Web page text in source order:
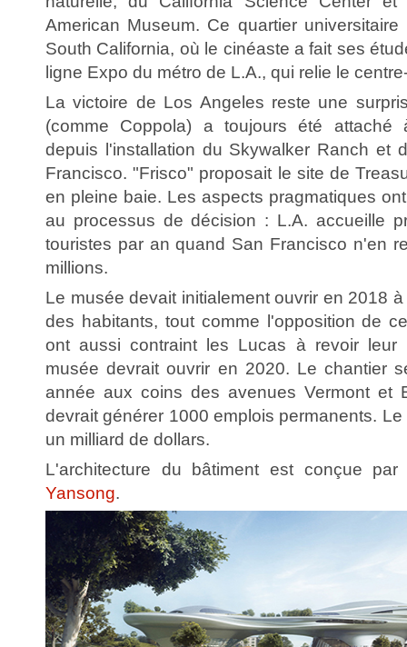
American Museum. Ce quartier
South California, où le cinéaste a fait ses
ligne Expo du métro de L.A., qui relie le
La victoire de Los Angeles reste une
(comme Coppola) a toujours été attaché
depuis l'installation du Skywalker Ranch et
Francisco. "Frisco" proposait le site de
en pleine baie. Les aspects pragmatiques
au processus de décision : L.A. accueille
touristes par an quand San Francisco n'en
millions.
Le musée devait initialement ouvrir en 2018
des habitants, tout comme l'opposition de
ont aussi contraint les Lucas à revoir leur
musée devrait ouvrir en 2020. Le chantier
année aux coins des avenues Vermont et
devrait générer 1000 emplois permanents.
un milliard de dollars.
L'architecture du bâtiment est conçue
Yansong.